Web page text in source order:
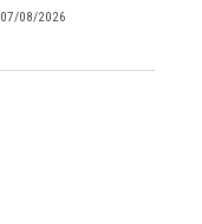
07/08/2026